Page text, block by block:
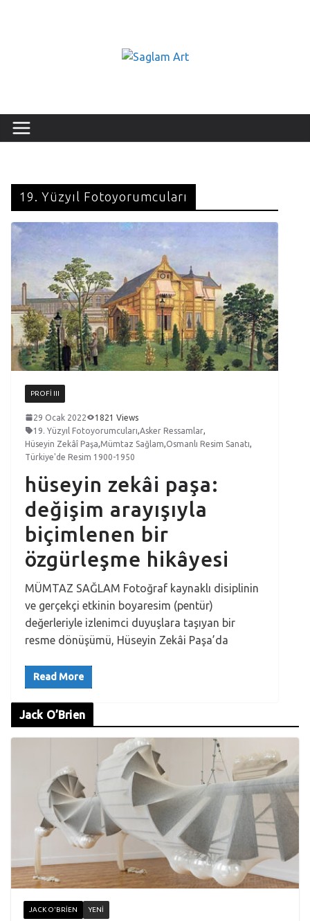
19. Yüzyıl Fotoyorumcuları
PROFI III
29 Ocak 2022
1821 Views
19. Yüzyıl Fotoyorumcuları,Asker Ressamlar,
Hüseyin Zekâî Paşa,Mümtaz Sağlam,Osmanlı Resim Sanatı,
Türkiye'de Resim 1900-1950
hüseyin zekâi paşa:
değişim arayışıyla
biçimlenen bir
özgürleşme hikâyesi
MÜMTAZ SAĞLAM Fotoğraf kaynaklı disiplinin
ve gerçekçi etkinin boyaresim (pentür)
değerleriyle izlenimci duyuşlara taşıyan bir
resme dönüşümü, Hüseyin Zekâi Paşa’da
Read More
Jack O’Brien
JACK O'BRIEN YENI